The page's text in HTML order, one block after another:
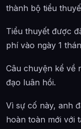
Bảo vật tự nhiên
Thần thông và
thành bộ tiểu
Tiểu thuyết được
phí vào ngày 1
Câu chuyện kể về
đạo luân hồi.
Vì sự cố này, anh
hoàn toàn mới với